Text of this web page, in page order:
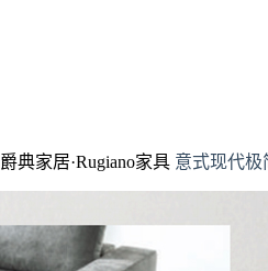
爵典家居·Rugiano家具意式现代极